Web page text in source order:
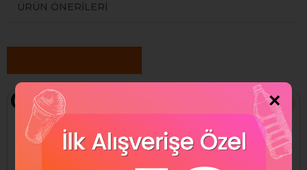
ÜRÜN ÖNERILERI
Ücretsiz Kargo ×